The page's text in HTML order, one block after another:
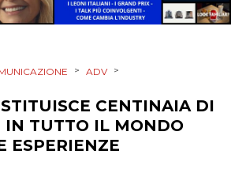
> ADV >
CENTINAIA DI
IN TUTTO IL MONDO
ESPERIENZE